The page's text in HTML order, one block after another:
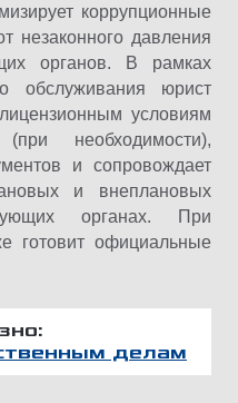
коррупционные
незаконного давления
органов. В рамках
обслуживания юрист
условиям
необходимости),
и сопровождает
и внеплановых
органах. При
готовит официальные
делам